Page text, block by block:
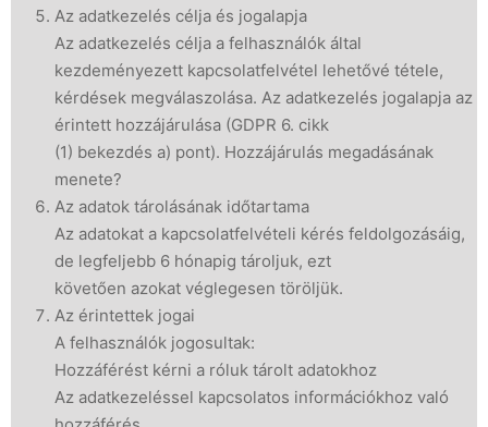
Az adatkezelés célja és jogalapja
Az adatkezelés célja a felhasználók által
kezdeményezett kapcsolatfelvétel lehetővé tétele,
kérdések megválaszolása. Az adatkezelés jogalapja az
érintett hozzájárulása (GDPR 6. cikk
(1) bekezdés a) pont). Hozzájárulás megadásának
menete?
Az adatok tárolásának időtartama
Az adatokat a kapcsolatfelvételi kérés feldolgozásáig,
de legfeljebb 6 hónapig tároljuk, ezt
követően azokat véglegesen töröljük.
Az érintettek jogai
A felhasználók jogosultak:
Hozzáférést kérni a róluk tárolt adatokhoz
Az adatkezeléssel kapcsolatos információkhoz való